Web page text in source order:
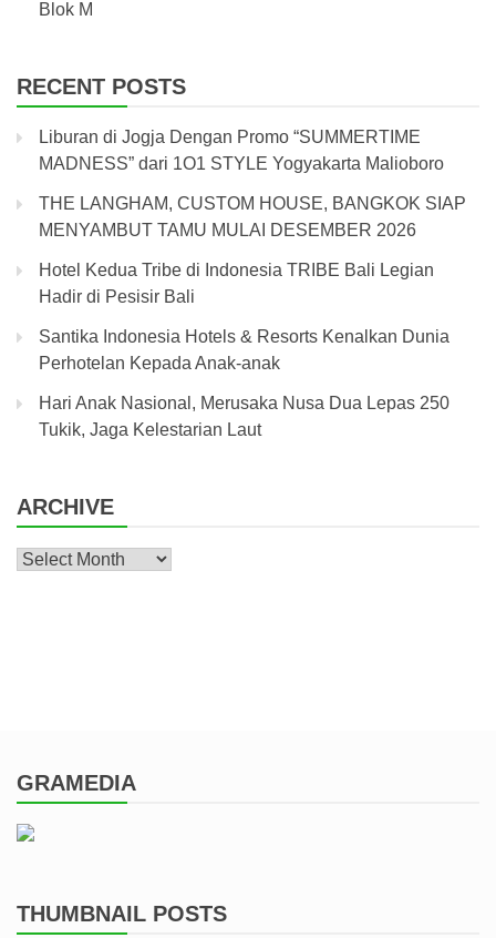
Blok M
RECENT POSTS
Liburan di Jogja Dengan Promo “SUMMERTIME
MADNESS” dari 1O1 STYLE Yogyakarta Malioboro
THE LANGHAM, CUSTOM HOUSE, BANGKOK SIAP
MENYAMBUT TAMU MULAI DESEMBER 2026
Hotel Kedua Tribe di Indonesia TRIBE Bali Legian
Hadir di Pesisir Bali
Santika Indonesia Hotels & Resorts Kenalkan Dunia
Perhotelan Kepada Anak-anak
Hari Anak Nasional, Merusaka Nusa Dua Lepas 250
Tukik, Jaga Kelestarian Laut
ARCHIVE
Archive
GRAMEDIA
THUMBNAIL POSTS